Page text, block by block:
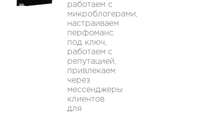
работаем с
микроблогерами,
настраиваем
перфоманс
под ключ,
работаем с
репутацией,
привлекаем
через
мессенджеры
клиентов
для